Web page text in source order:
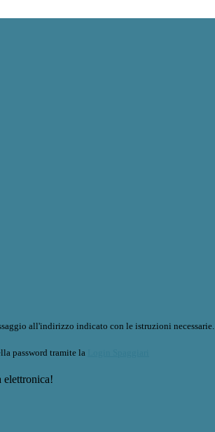
all'indirizzo indicato con le istruzioni necessarie.
password tramite la
elettronica!